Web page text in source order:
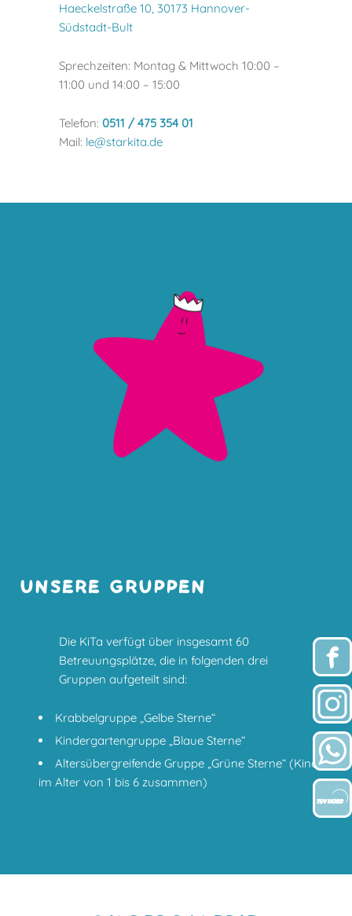
Haeckelstraße 10, 30173 Hannover-
Südstadt-Bult
Sprechzeiten: Montag & Mittwoch 10:00 –
11:00 und 14:00 – 15:00
Telefon: 0511 / 475 354 01
Mail: le@starkita.de
UNSERE GRUPPEN
Die KiTa verfügt über insgesamt 60
Betreuungsplätze, die in folgenden drei
Gruppen aufgeteilt sind:
Krabbelgruppe „Gelbe Sterne“
Kindergartengruppe „Blaue Sterne“
Altersübergreifende Gruppe „Grüne Sterne“ (Kinder
im Alter von 1 bis 6 zusammen)